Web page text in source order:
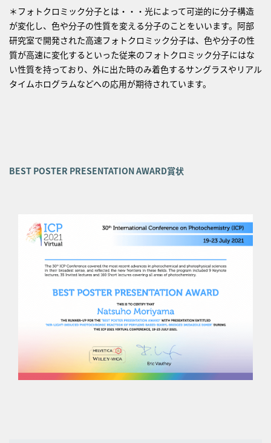
＊フォトクロミック分子とは・・・光によって可逆的に分子構造
が変化し、色や分子の性質を変える分子のことをいいます。阿部
研究室で開発された高速フォトクロミック分子は、色や分子の性
質が高速に変化するといった従来のフォトクロミック分子にはな
い性質を持っており、外に出た時のみ着色するサングラスやリアル
タイムホログラムなどへの応用が期待されています。
BEST POSTER PRESENTATION AWARD賞状